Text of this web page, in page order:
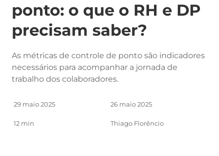
ponto: o que o RH e DP
precisam saber?
As métricas de controle de ponto são indicadores
necessários para acompanhar a jornada de
trabalho dos colaboradores.
29 maio 2025 26 maio 2025
12 min Thiago Florêncio